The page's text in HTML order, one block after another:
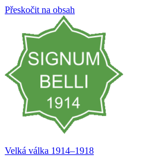
Přeskočit na obsah
Velká válka 1914–⁠⁠⁠⁠⁠⁠1918